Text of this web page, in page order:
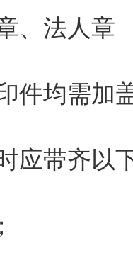
、法人章
件均需加
应带齐以